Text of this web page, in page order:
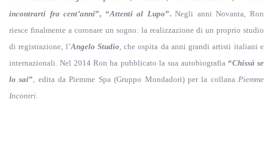
incontrarti fra cent’anni”, “Attenti al Lupo”.Negli anni Novanta, Ron
riesce finalmente a coronare un sogno: la realizzazione di un proprio studio
di registrazione, l’Angelo Studio, che ospita da anni grandi artisti italiani e
internazionali. Nel 2014 Ron ha pubblicato la sua autobiografia “Chissà se
lo sai”, edita da Piemme Spa (Gruppo Mondadori) per la collanaPiemme
Incontri.